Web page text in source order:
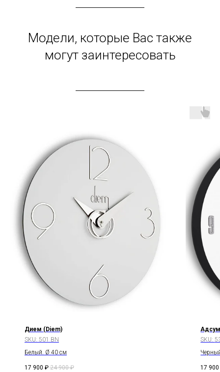
Модели, которые Вас также
могут заинтересовать
Дием (Diem)
SKU: 501 BN
Белый. Ø 40 см
17 900 ₽ 24 900 ₽
SKU:
17 900